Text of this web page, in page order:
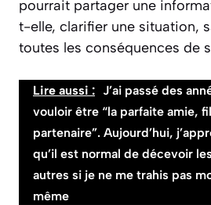
pourrait partager une
t-elle, clarifier une situation,
toutes les conséquences de
Lire aussi : J’ai passé des
vouloir être “la parfaite amie,
partenaire”. Aujourd’hui,
qu’il est normal de décevoir les
autres si je ne me trahis pas
même